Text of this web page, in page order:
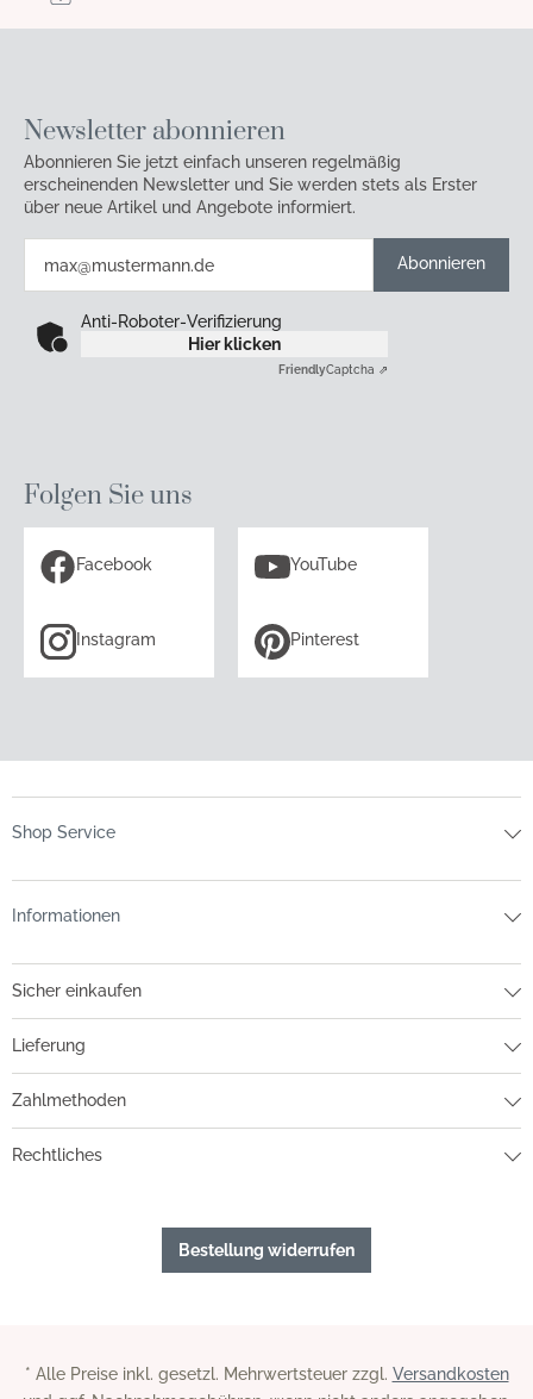
Newsletter abonnieren
Abonnieren Sie jetzt einfach unseren regelmäßig
erscheinenden Newsletter und Sie werden stets als Erster
über neue Artikel und Angebote informiert.
Abonnieren
Anti-Roboter-Verifizierung
Hier klicken
FriendlyCaptcha ⇗
Folgen Sie uns
Facebook YouTube
Instagram Pinterest
Shop Service
Informationen
Sicher einkaufen
Lieferung
Zahlmethoden
Rechtliches
Bestellung widerrufen
* Alle Preise inkl. gesetzl. Mehrwertsteuer zzgl. Versandkosten